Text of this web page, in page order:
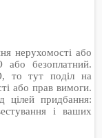
нерухомості або
безоплатний.
то тут поділ на
або прав вимоги.
цілей придбання:
і ваших